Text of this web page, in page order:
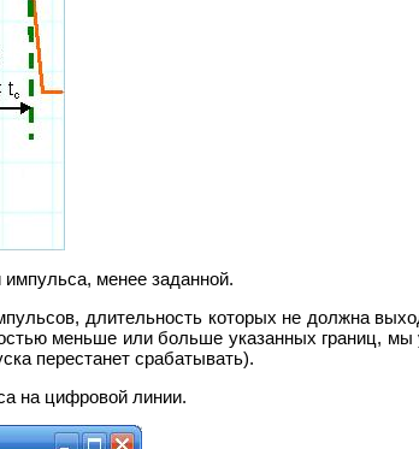
менее заданной.
длительность которых не должна
меньше или больше указанных границ, мы
перестанет срабатывать).
на цифровой линии.